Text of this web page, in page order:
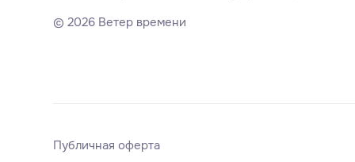
©2026 Ветер времени
Публичная оферта